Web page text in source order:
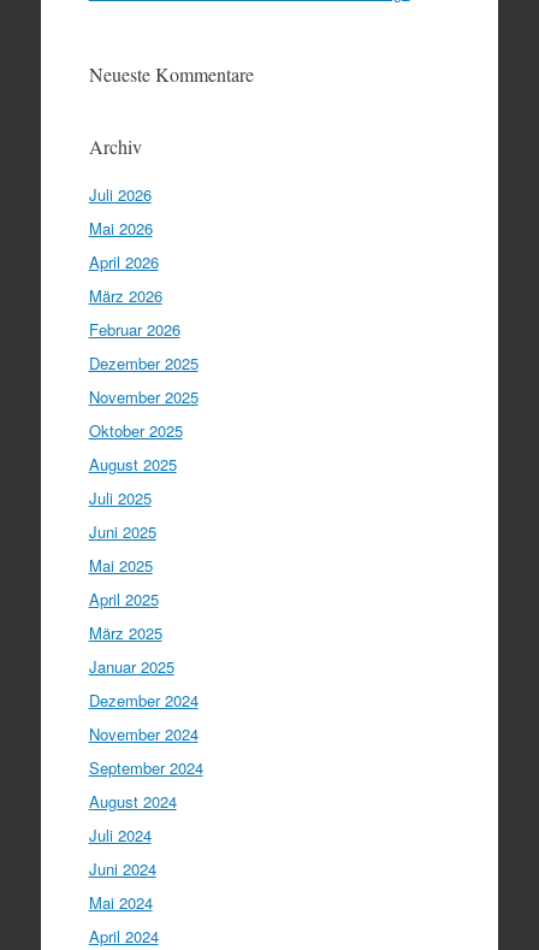
Neueste Kommentare
Archiv
Juli 2026
Mai 2026
April 2026
März 2026
Februar 2026
Dezember 2025
November 2025
Oktober 2025
August 2025
Juli 2025
Juni 2025
Mai 2025
April 2025
März 2025
Januar 2025
Dezember 2024
November 2024
September 2024
August 2024
Juli 2024
Juni 2024
Mai 2024
April 2024